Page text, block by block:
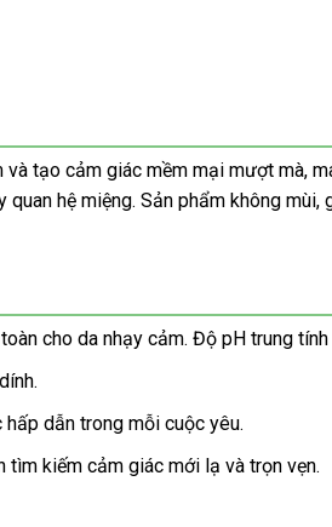
tạo cảm giác mềm mại mượt mà,
hệ miệng. Sản phẩm không
cho da nhạy cảm. Độ pH trung
hấp dẫn trong mỗi cuộc yêu.
kiếm cảm giác mới lạ và trọn vẹn.